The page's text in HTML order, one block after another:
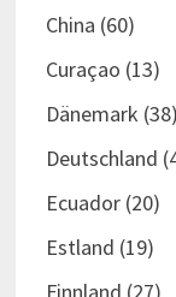
China (60)
Curaçao (13)
Dänemark (38)
Deutschland
Ecuador(20)
Estland (19)
Finnland (27)